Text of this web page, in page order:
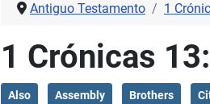
Antiguo Testamento 1
1 Crónicas
Also Assembly Brothers